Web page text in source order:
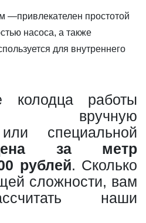
—привлекателен простотой
насоса, а также
для внутреннего
колодца работы
вручную
специальной
за метр
рублей. Сколько
сложности, вам
наши